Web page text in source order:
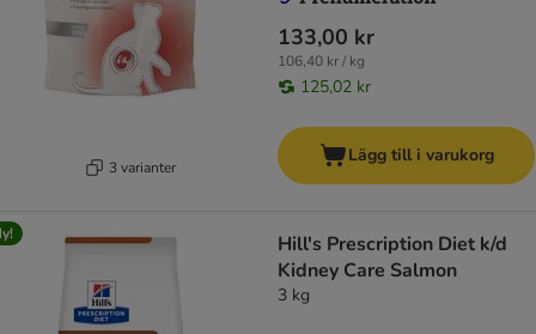
3 varianter
133,00 kr
106,40 kr / kg
125,02 kr
Lägg till i varukorg
Hill's Prescription Diet k/d
Kidney Care Salmon
3 kg